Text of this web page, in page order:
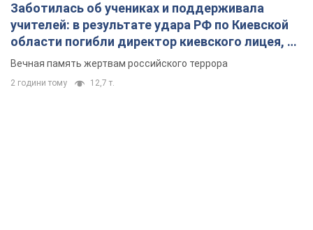
Заботилась об учениках и поддерживала
учителей: в результате удара РФ по Киевской
области погибли директор киевского лицея, её
муж и внук
Вечная память жертвам российского террора
2 години тому 12,7 т.